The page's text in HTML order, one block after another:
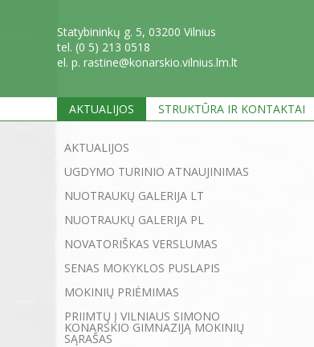
AKTUALIJOS STRUKTŪRA IR KONTAKTAI
Statybininkų g. 5, 03200 Vilnius
tel. (0 5) 213 0518
el. p. rastine@konarskio.vilnius.lm.lt
AKTUALIJOS
UGDYMO TURINIO ATNAUJINIMAS
NUOTRAUKŲ GALERIJA LT
NUOTRAUKŲ GALERIJA PL
NOVATORIŠKAS VERSLUMAS
SENAS MOKYKLOS PUSLAPIS
MOKINIŲ PRIĖMIMAS
PRIIMTŲ Į VILNIAUS SIMONO
KONARSKIO GIMNAZIJĄ MOKINIŲ
SĄRAŠAS